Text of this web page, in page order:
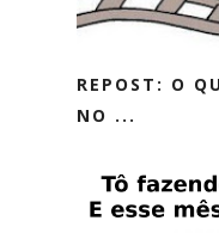
REPOST: O
NO ...